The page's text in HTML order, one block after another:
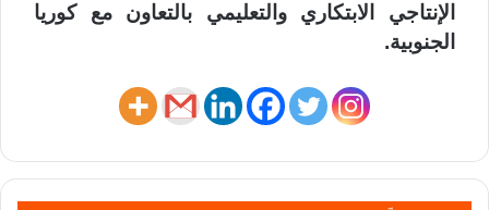
الإنتاجي الابتكاري والتعليمي بالتعاون مع كوريا
الجنوبية.